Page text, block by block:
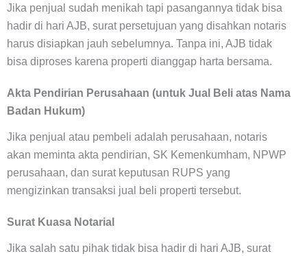
Jika penjual sudah menikah tapi pasangannya tidak bisa
hadir di hari AJB, surat persetujuan yang disahkan notaris
harus disiapkan jauh sebelumnya. Tanpa ini, AJB tidak
bisa diproses karena properti dianggap harta bersama.
Akta Pendirian Perusahaan (untuk Jual Beli atas Nama
Badan Hukum)
Jika penjual atau pembeli adalah perusahaan, notaris
akan meminta akta pendirian, SK Kemenkumham, NPWP
perusahaan, dan surat keputusan RUPS yang
mengizinkan transaksi jual beli properti tersebut.
Surat Kuasa Notarial
Jika salah satu pihak tidak bisa hadir di hari AJB, surat